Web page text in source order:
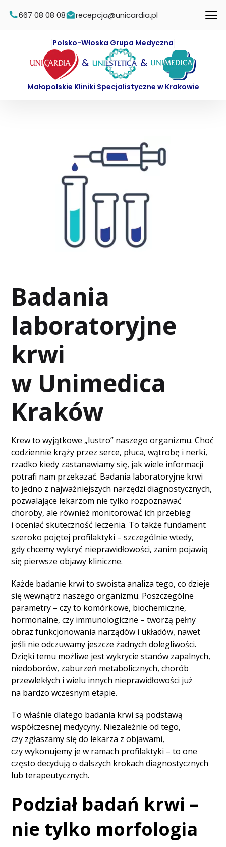
667 08 08 08 recepcja@unicardia.pl
Polsko-Włoska Grupa Medyczna
& &
Małopolskie Kliniki Specjalistyczne w Krakowie
Badania
laboratoryjne
krwi
w Unimedica
Kraków
Krew to wyjątkowe „lustro” naszego organizmu. Choć
codziennie krąży przez serce, płuca, wątrobę i nerki,
rzadko kiedy zastanawiamy się, jak wiele informacji
potrafi nam przekazać. Badania laboratoryjne krwi
to jedno z najważniejszych narzędzi diagnostycznych,
pozwalające lekarzom nie tylko rozpoznawać
choroby, ale również monitorować ich przebieg
i oceniać skuteczność leczenia. To także fundament
szeroko pojętej profilaktyki – szczególnie wtedy,
gdy chcemy wykryć nieprawidłowości, zanim pojawią
się pierwsze objawy kliniczne.
Każde badanie krwi to swoista analiza tego, co dzieje
się wewnątrz naszego organizmu. Poszczególne
parametry – czy to komórkowe, biochemiczne,
hormonalne, czy immunologiczne – tworzą pełny
obraz funkcjonowania narządów i układów, nawet
jeśli nie odczuwamy jeszcze żadnych dolegliwości.
Dzięki temu możliwe jest wykrycie stanów zapalnych,
niedoborów, zaburzeń metabolicznych, chorób
przewlekłych i wielu innych nieprawidłowości już
na bardzo wczesnym etapie.
To właśnie dlatego badania krwi są podstawą
współczesnej medycyny. Niezależnie od tego,
czy zgłaszamy się do lekarza z objawami,
czy wykonujemy je w ramach profilaktyki – to one
często decydują o dalszych krokach diagnostycznych
lub terapeutycznych.
Podział badań krwi –
nie tylko morfologia